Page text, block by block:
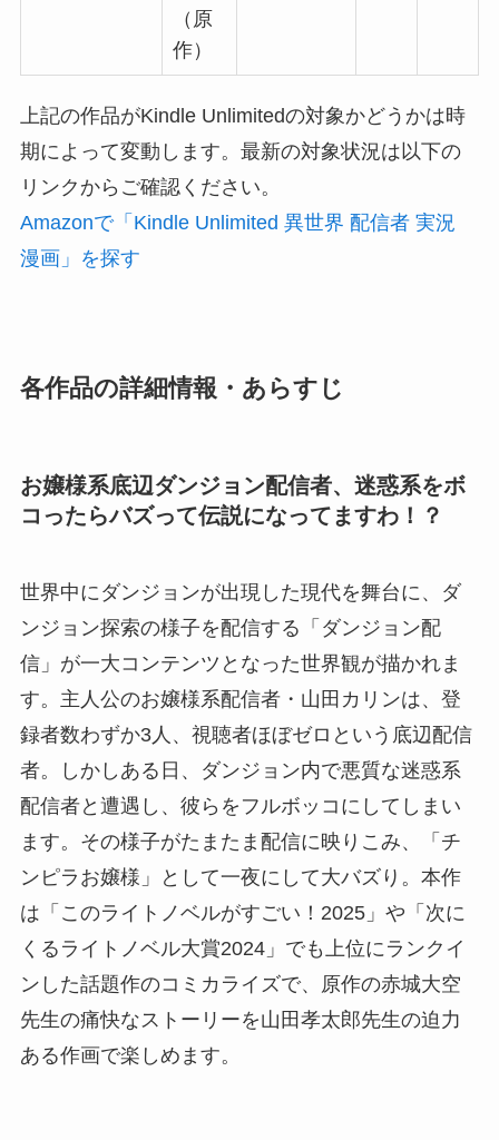
（原
作）
上記の作品がKindle Unlimitedの対象かどうかは時
期によって変動します。最新の対象状況は以下の
リンクからご確認ください。
Amazonで「Kindle Unlimited 異世界 配信者 実況
漫画」を探す
各作品の詳細情報・あらすじ
お嬢様系底辺ダンジョン配信者、迷惑系をボ
コったらバズって伝説になってますわ！？
世界中にダンジョンが出現した現代を舞台に、ダ
ンジョン探索の様子を配信する「ダンジョン配
信」が一大コンテンツとなった世界観が描かれま
す。主人公のお嬢様系配信者・山田カリンは、登
録者数わずか3人、視聴者ほぼゼロという底辺配信
者。しかしある日、ダンジョン内で悪質な迷惑系
配信者と遭遇し、彼らをフルボッコにしてしまい
ます。その様子がたまたま配信に映りこみ、「チ
ンピラお嬢様」として一夜にして大バズり。本作
は「このライトノベルがすごい！2025」や「次に
くるライトノベル大賞2024」でも上位にランクイ
ンした話題作のコミカライズで、原作の赤城大空
先生の痛快なストーリーを山田孝太郎先生の迫力
ある作画で楽しめます。